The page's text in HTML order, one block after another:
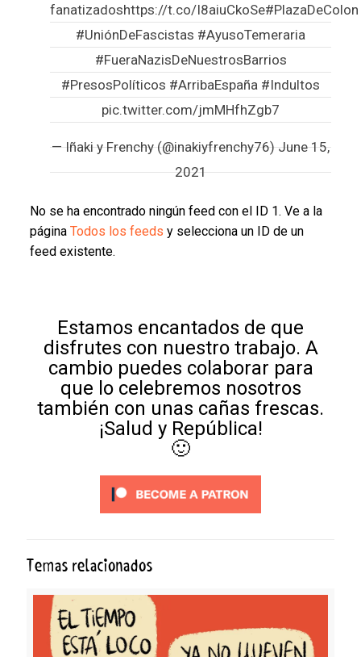
fanatizadoshttps://t.co/I8aiuCkoSe#PlazaDeColon
#UniónDeFascistas #AyusoTemeraria
#FueraNazisDeNuestrosBarrios
#PresosPolíticos #ArribaEspaña #Indultos
pic.twitter.com/jmMHfhZgb7
— Iñaki y Frenchy (@inakiyfrenchy76)June 15,
2021
No se ha encontrado ningún feed con el ID 1. Ve a la
página Todos los feeds y selecciona un ID de un
feed existente.
Estamos encantados de que
disfrutes con nuestro trabajo. A
cambio puedes colaborar para
que lo celebremos nosotros
también con unas cañas frescas.
¡Salud y República!
🙂
Temas relacionados